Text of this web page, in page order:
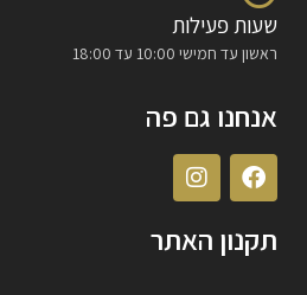
שעות פעילות
ראשון עד חמישי 10:00 עד 18:00
אנחנו גם פה
תקנון האתר